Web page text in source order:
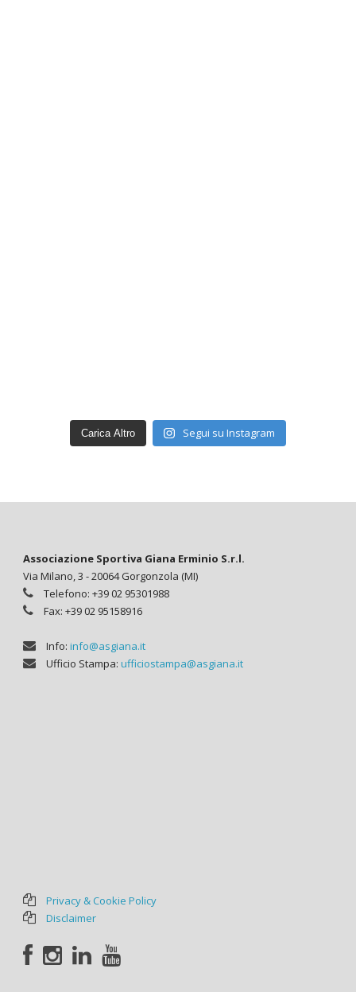
Carica Altro Segui su Instagram
Associazione Sportiva Giana Erminio S.r.l.
Via Milano, 3 - 20064 Gorgonzola (MI)
Telefono: +39 02 95301988
Fax: +39 02 95158916
Info: info@asgiana.it
Ufficio Stampa: ufficiostampa@asgiana.it
Privacy & Cookie Policy
Disclaimer